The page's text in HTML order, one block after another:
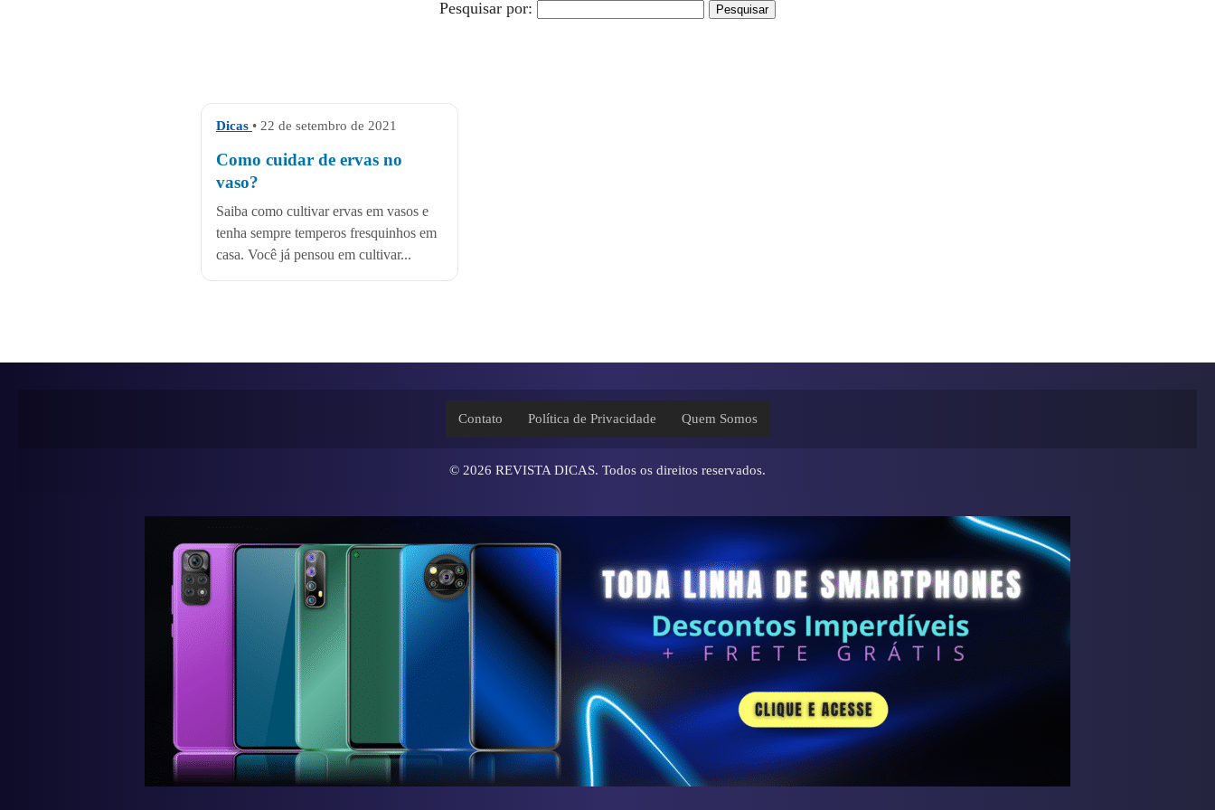
Pesquisar por:
Dicas • 22 de setembro de 2021
Como cuidar de ervas no
vaso?
Saiba como cultivar ervas em vasos e
tenha sempre temperos fresquinhos em
casa. Você já pensou em cultivar...
Contato Política de Privacidade Quem Somos
© 2026 REVISTA DICAS. Todos os direitos reservados.